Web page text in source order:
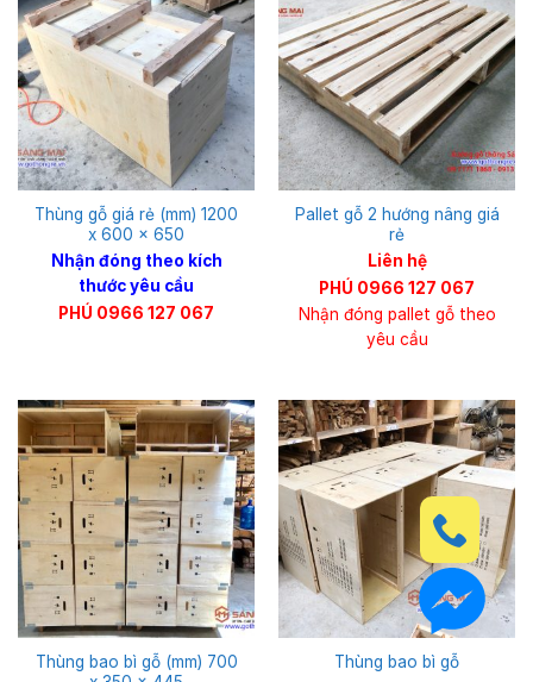
Thùng gỗ giá rẻ (mm) 1200
x 600 x 650
Nhận đóng theo kích
thước yêu cầu
PHÚ 0966 127 067
Pallet gỗ 2 hướng nâng giá
rẻ
Liên hệ
PHÚ 0966 127 067
Nhận đóng pallet gỗ theo
yêu cầu
Thùng bao bì gỗ (mm) 700
Thùng bao bì gỗ